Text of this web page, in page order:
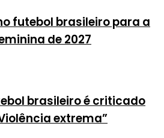
futebol brasileiro para a
de 2027
brasileiro é criticado
extrema”